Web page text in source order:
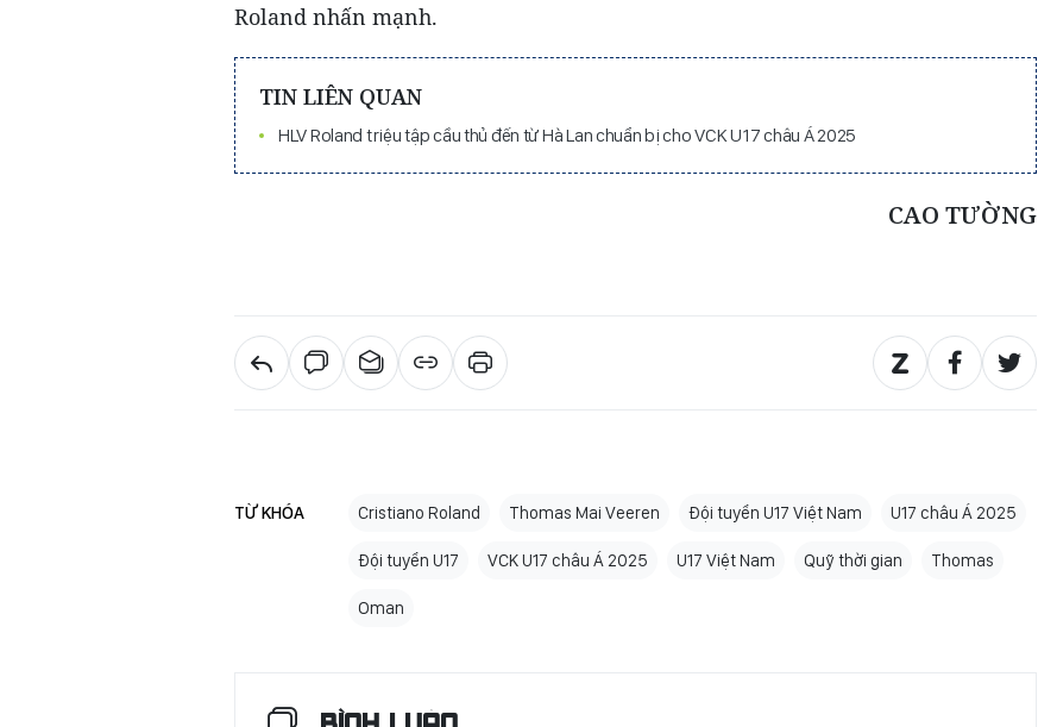
Roland nhấn mạnh.
TIN LIÊN QUAN
HLV Roland triệu tập cầu thủ đến từ Hà Lan chuẩn bị cho VCK U17 châu Á 2025
CAO TƯỜNG
TỪ KHÓA Cristiano Roland Thomas Mai Veeren Đội tuyển U17 Việt Nam U17 châu Á 2025
Đội tuyển U17 VCK U17 châu Á 2025 U17 Việt Nam Quỹ thời gian Thomas
Oman